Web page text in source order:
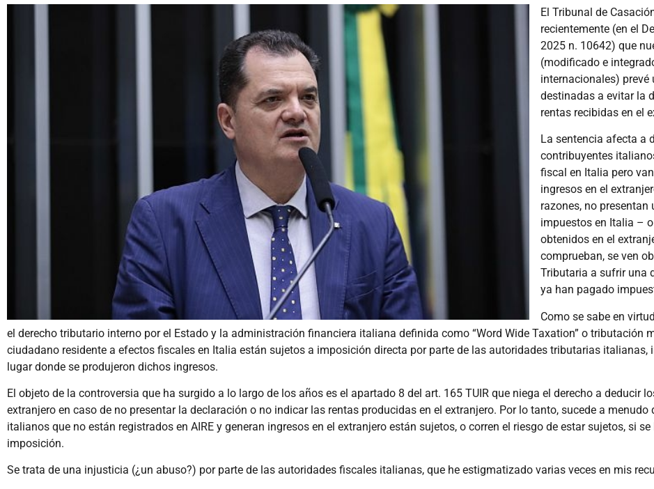
El Tribunal de
recientemente (en el
2025 n. 10642) que
(modificado e
internacionales) prevé
destinadas a evitar la
rentas recibidas en el
La sentencia afecta a
contribuyentes
fiscal en Italia pero
ingresos en el
razones, no presentan
impuestos en Italia –
obtenidos en el
comprueban, se ven
Tributaria a sufrir una
ya han pagado
Como se sabe en
el derecho tributario interno por el Estado y la administración financiera italiana definida como “Word Wide Taxation” o tributación
ciudadano residente a efectos fiscales en Italia están sujetos a imposición directa por parte de las autoridades tributarias italianas,
lugar donde se produjeron dichos ingresos.
El objeto de la controversia que ha surgido a lo largo de los años es el apartado 8 del art. 165 TUIR que niega el derecho a deducir
extranjero en caso de no presentar la declaración o no indicar las rentas producidas en el extranjero. Por lo tanto, sucede a menudo
italianos que no están registrados en AIRE y generan ingresos en el extranjero están sujetos, o corren el riesgo de estar sujetos, si
imposición.
Se trata de una injusticia (¿un abuso?) por parte de las autoridades fiscales italianas, que he estigmatizado varias veces en mis